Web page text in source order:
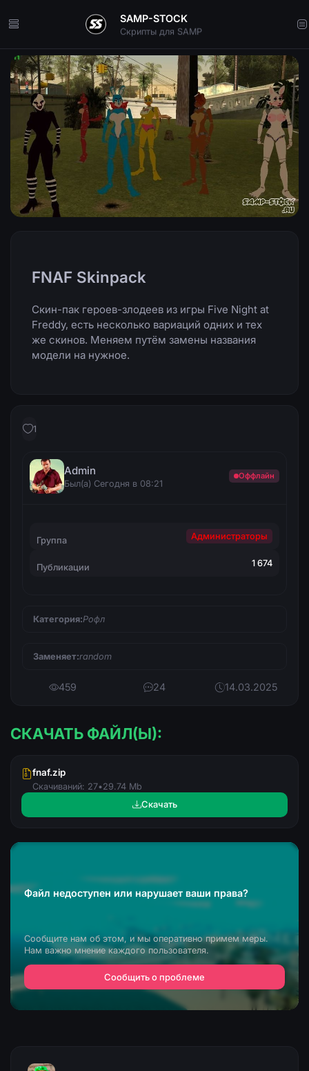
SAMP-STOCK
Скрипты для SAMP
FNAF Skinpack
Скин-пак героев-злодеев из игры Five Night at
Freddy, есть несколько вариаций одних и тех
же скинов. Меняем путём замены названия
модели на нужное.
1
Admin
Был(а) Сегодня в 08:21
Оффлайн
Группа Администраторы
Публикации 1 674
Категория:Рофл
Заменяет:random
459 24 14.03.2025
СКАЧАТЬ ФАЙЛ(Ы):
fnaf.zip
Скачиваний: 27•29.74 Mb
Скачать
Файл недоступен или нарушает ваши права?
Сообщите нам об этом, и мы оперативно примем меры.
Нам важно мнение каждого пользователя.
Сообщить о проблеме